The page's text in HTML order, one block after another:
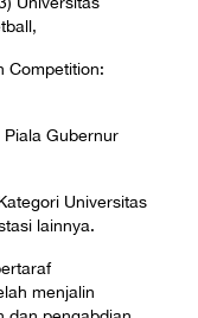
Competition:
Gubernur
Universitas
lainnya.
menjalin